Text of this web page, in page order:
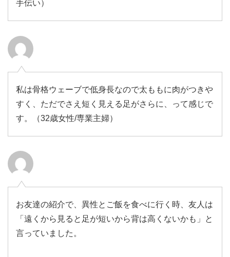
手伝い）
私は骨格ウェーブで低身長なので太ももに肉がつきや
すく、ただでさえ短く見える足がさらに、って感じで
す。（32歳女性/専業主婦）
お友達の紹介で、異性とご飯を食べに行く時、友人は
「遠くから見ると足が短いから背は高くないかも」と
言っていました。